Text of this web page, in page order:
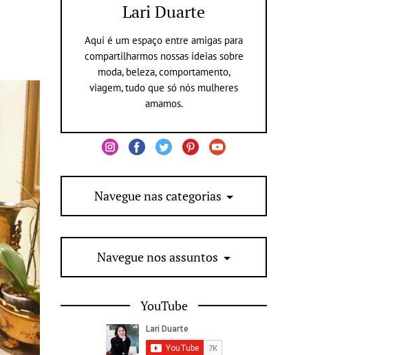
Lari Duarte
Aqui é um espaço entre amigas para
compartilharmos nossas ideias sobre
moda, beleza, comportamento,
viagem, tudo que só nós mulheres
amamos.
Navegue nas categorias
Navegue nos assuntos
YouTube